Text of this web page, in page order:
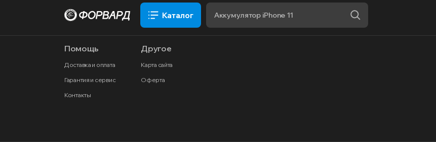
Каталог
Помощь
Доставка и оплата
Гарантия и сервис
Контакты
Другое
Карта сайта
Оферта